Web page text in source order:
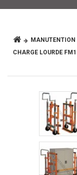
MANUTENTION
CHARGE LOURDE